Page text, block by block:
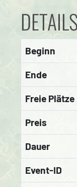
Beginn
Ende
Freie Plätze
Preis
Dauer
Event-ID